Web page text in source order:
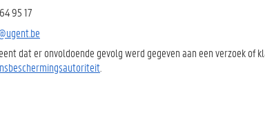
95 17
dat er onvoldoende gevolg werd gegeven aan een verzoek of